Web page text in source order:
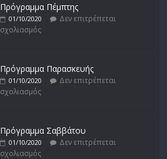
Πρόγραμμα Πέμπτης
01/10/2020
Δεν επιτρέπεται
σχολιασμός
Πρόγραμμα Παρασκευής
01/10/2020
Δεν επιτρέπεται
σχολιασμός
Πρόγραμμα Σαββάτου
01/10/2020
Δεν επιτρέπεται
σχολιασμός